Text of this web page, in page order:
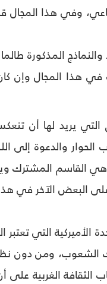
وفي هذا
المذكورة
في هذا المجال وإن
التي يريد لها أن
والدعوة إلى
القاسم المشترك
البعض الآخر في هذا
التي تعتبر
الشعوب، ومن دون
الثقافة الغربية